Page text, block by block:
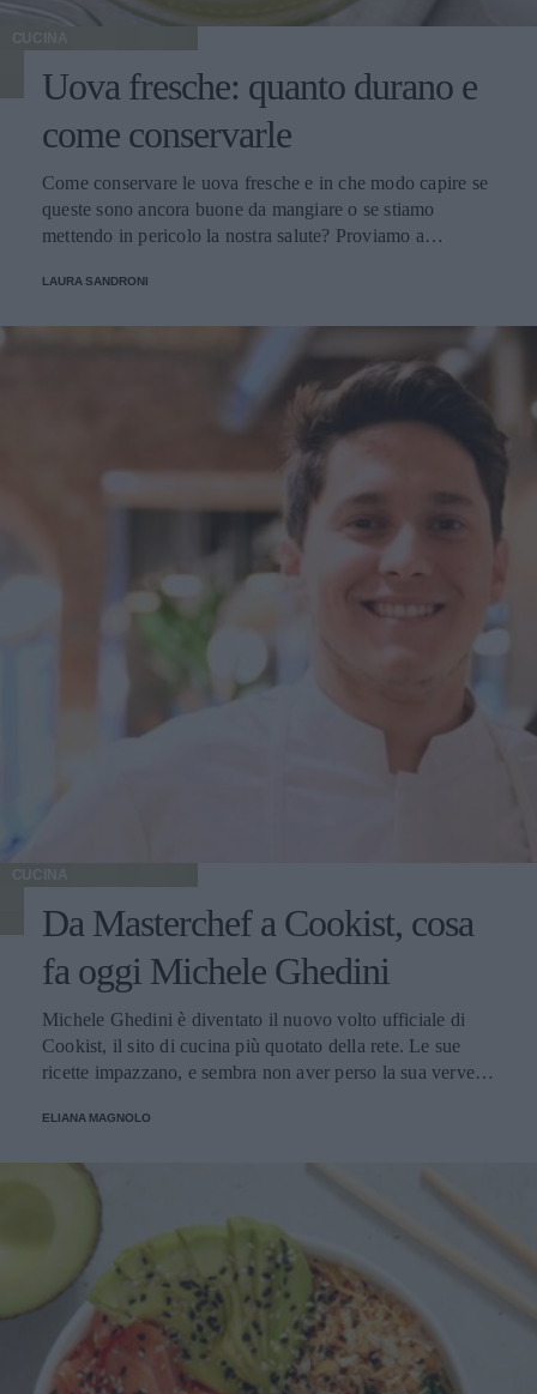
CUCINA
Uova fresche: quanto durano e
come conservarle
Come conservare le uova fresche e in che modo capire se
queste sono ancora buone da mangiare o se stiamo
mettendo in pericolo la nostra salute? Proviamo a
LAURA SANDRONI
CUCINA
Da Masterchef a Cookist, cosa
fa oggi Michele Ghedini
Michele Ghedini è diventato il nuovo volto ufficiale di
Cookist, il sito di cucina più quotato della rete. Le sue
ricette impazzano, e sembra non aver perso la sua verve
veramente stupendo.
ELIANA MAGNOLO